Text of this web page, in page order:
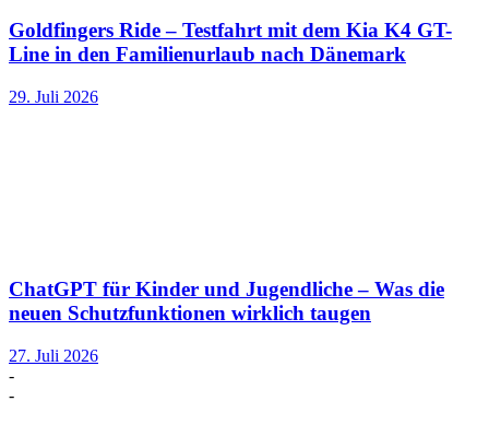
Goldfingers Ride – Testfahrt mit dem Kia K4 GT-
Line in den Familienurlaub nach Dänemark
29. Juli 2026
ChatGPT für Kinder und Jugendliche – Was die
neuen Schutzfunktionen wirklich taugen
27. Juli 2026
-
-